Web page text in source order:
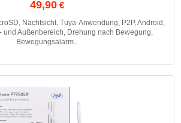
49,90
Nachtsicht, Tuya-Anwendung, P2P, Android,
und Außenbereich, Drehung nach Bewegung,
Bewegungsalarm..